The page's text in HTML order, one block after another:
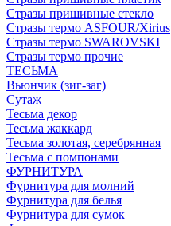
Стразы пришивные стекло
Стразы термо ASFOUR/Xirius
Стразы термо SWAROVSKI
Стразы термо прочие
ТЕСЬМА
Вьюнчик (зиг-заг)
Сутаж
Тесьма декор
Тесьма жаккард
Тесьма золотая, серебрянная
Тесьма с помпонами
ФУРНИТУРА
Фурнитура для молний
Фурнитура для белья
Фурнитура для сумок